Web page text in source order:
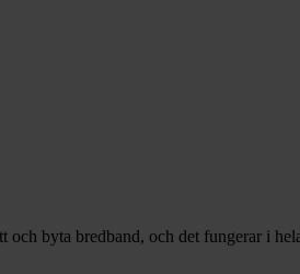
byta bredband, och det fungerar i